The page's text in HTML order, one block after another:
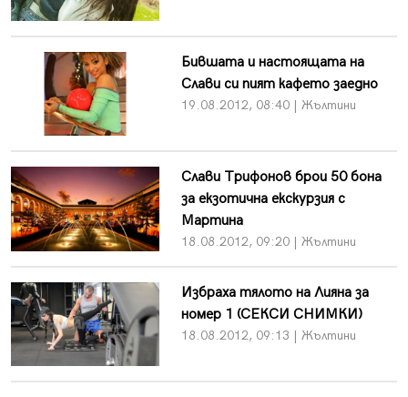
Бившата и настоящата на
Слави си пият кафето заедно
19.08.2012, 08:40 | Жълтини
Слави Трифонов брои 50 бона
за екзотична екскурзия с
Мартина
18.08.2012, 09:20 | Жълтини
Избраха тялото на Лияна за
номер 1 (СЕКСИ СНИМКИ)
18.08.2012, 09:13 | Жълтини